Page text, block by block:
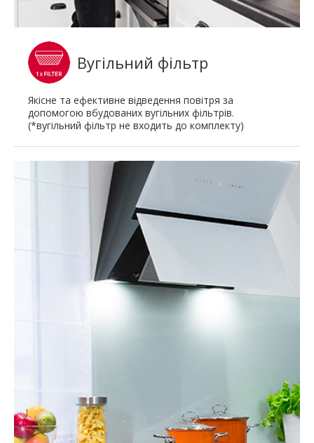
Вугільний фільтр
Якісне та ефективне відведення повітря за
допомогою вбудованих вугільних фільтрів.
(*вугільний фільтр не входить до комплекту)